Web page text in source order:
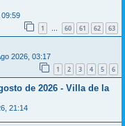
09:59
1 … 60 61 62 63
2026, 03:17
1 2 3 4 5 6
de 2026 - Villa de la
21:14